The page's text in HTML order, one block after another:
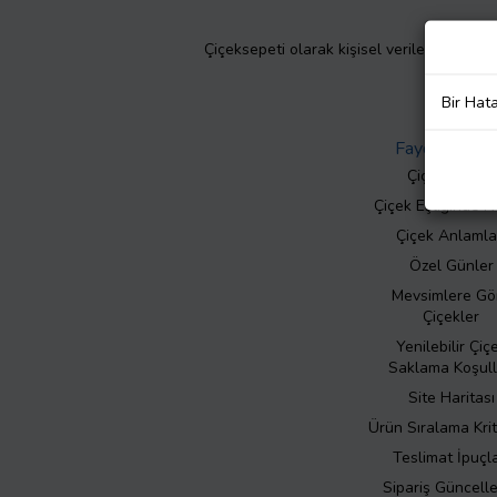
Çiçeksepeti olarak kişisel verilerinizin
Faydalı Bilgiler
Çiçek Bakımı
Çiçek Eşliğinde
Çiçek
Özel Günler
Mevsimlere
Çiçekler
Yenilebilir
Saklama
Site Haritası
Ürün Sıralama
Teslimat
Sipariş
Bir